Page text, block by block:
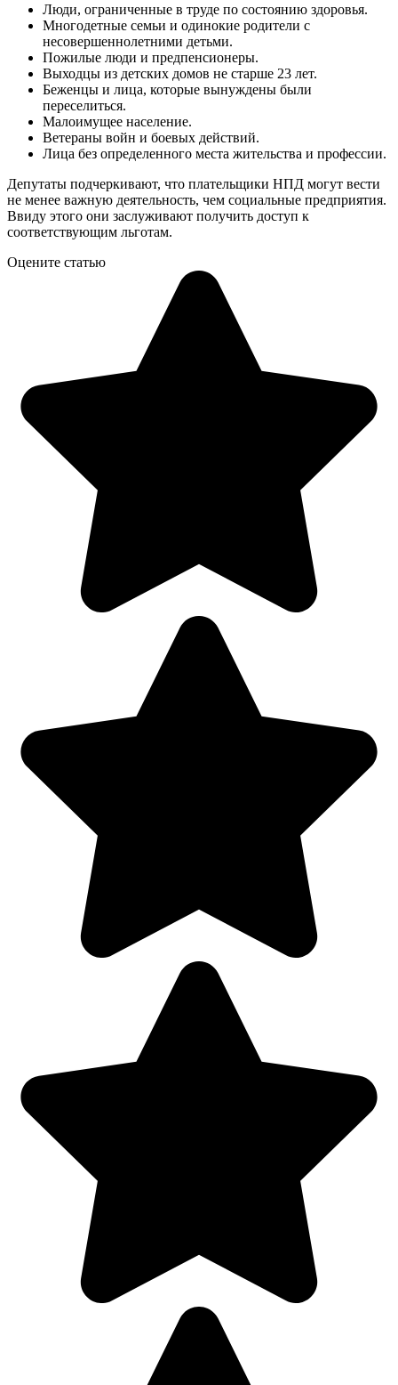
Люди, ограниченные в труде по состоянию здоровья.
Многодетные семьи и одинокие родители с
несовершеннолетними детьми.
Пожилые люди и предпенсионеры.
Выходцы из детских домов не старше 23 лет.
Беженцы и лица, которые вынуждены были
переселиться.
Малоимущее население.
Ветераны войн и боевых действий.
Лица без определенного места жительства и профессии.
Депутаты подчеркивают, что плательщики НПД могут вести
не менее важную деятельность, чем социальные предприятия.
Ввиду этого они заслуживают получить доступ к
соответствующим льготам.
Оцените статью